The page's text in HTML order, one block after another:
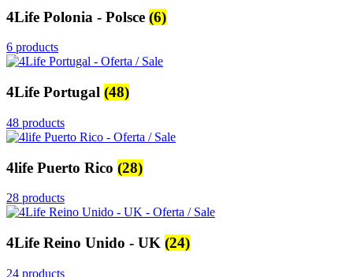
4Life Polonia - Polsce (6)
6 products
4Life Portugal (48)
48 products
4life Puerto Rico (28)
28 products
4Life Reino Unido - UK (24)
24 products